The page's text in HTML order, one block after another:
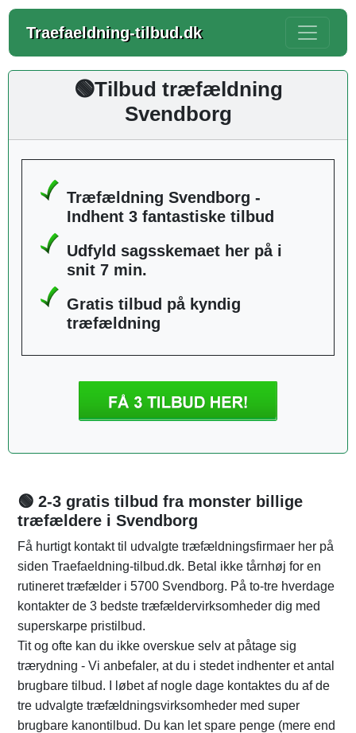
Traefaeldning-tilbud.dk
🟢Tilbud træfældning
Svendborg
Træfældning Svendborg -
Indhent 3 fantastiske tilbud
Udfyld sagsskemaet her på i
snit 7 min.
Gratis tilbud på kyndig
træfældning
🟢 2-3 gratis tilbud fra monster billige
træfældere i Svendborg
Få hurtigt kontakt til udvalgte træfældningsfirmaer her på
siden Traefaeldning-tilbud.dk. Betal ikke tårnhøj for en
rutineret træfælder i 5700 Svendborg. På to-tre hverdage
kontakter de 3 bedste træfældervirksomheder dig med
superskarpe pristilbud.
Tit og ofte kan du ikke overskue selv at påtage sig
trærydning - Vi anbefaler, at du i stedet indhenter et antal
brugbare tilbud. I løbet af nogle dage kontaktes du af de
tre udvalgte træfældningsvirksomheder med super
brugbare kanontilbud. Du kan let spare penge (mere end